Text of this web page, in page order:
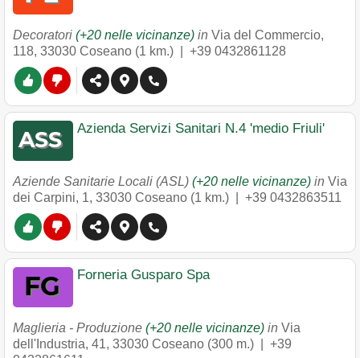
Decoratori (+20 nelle vicinanze) in Via del Commercio,
118, 33030 Coseano (1 km.) | +39 0432861128
Azienda Servizi Sanitari N.4 'medio Friuli'
Aziende Sanitarie Locali (ASL) (+20 nelle vicinanze) in Via
dei Carpini, 1, 33030 Coseano (1 km.) | +39 0432863511
Forneria Gusparo Spa
Maglieria - Produzione (+20 nelle vicinanze) in Via
dell'Industria, 41, 33030 Coseano (300 m.) | +39